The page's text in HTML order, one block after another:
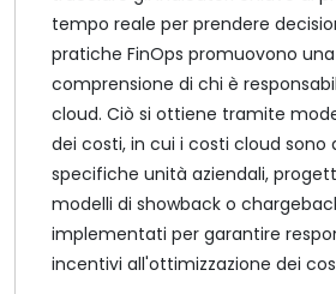
tempo reale per prendere
pratiche FinOps promuovono
comprensione di chi è
cloud. Ciò si ottiene tramite
dei costi, in cui i costi cloud sono
specifiche unità aziendali,
modelli di showback o
implementati per garantire
incentivi all'ottimizzazione dei